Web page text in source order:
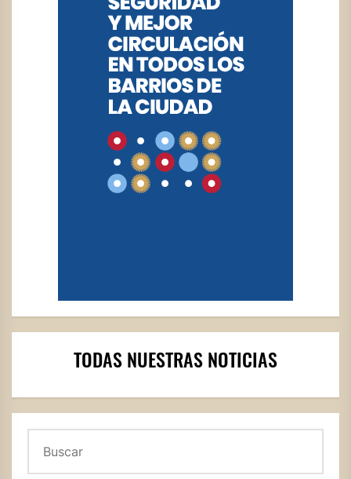
TODAS NUESTRAS NOTICIAS